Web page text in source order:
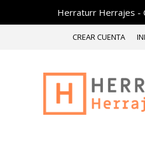
Herraturr Herrajes -
CREAR CUENTA